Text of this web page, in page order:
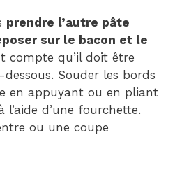
prendre l’autre pâte
sur le bacon et le
compte qu’il doit être
Souder les bords
en appuyant ou en pliant
l’aide d’une fourchette.
ou une coupe